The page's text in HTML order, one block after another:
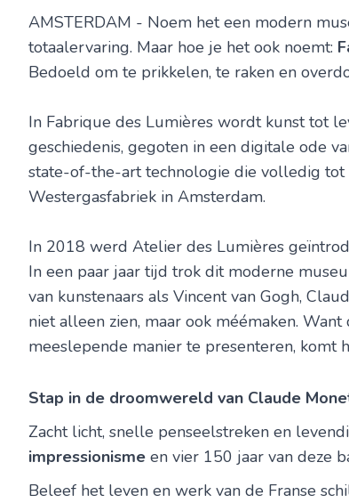
AMSTERDAM - Noem het een modern
totaalervaring. Maar hoe je het ook noemt:
Bedoeld om te prikkelen, te raken en
In Fabrique des Lumières wordt kunst tot
geschiedenis, gegoten in een digitale ode
state-of-the-art technologie die volledig tot
Westergasfabriek in Amsterdam.
In 2018 werd Atelier des Lumières
In een paar jaar tijd trok dit moderne
van kunstenaars als Vincent van Gogh,
niet alleen zien, maar ook méémaken.
meeslepende manier te presenteren, komt
Stap in de droomwereld van Claude
Zacht licht, snelle penseelstreken en
impressionisme en vier 150 jaar van deze
Beleef het leven en werk van de Franse